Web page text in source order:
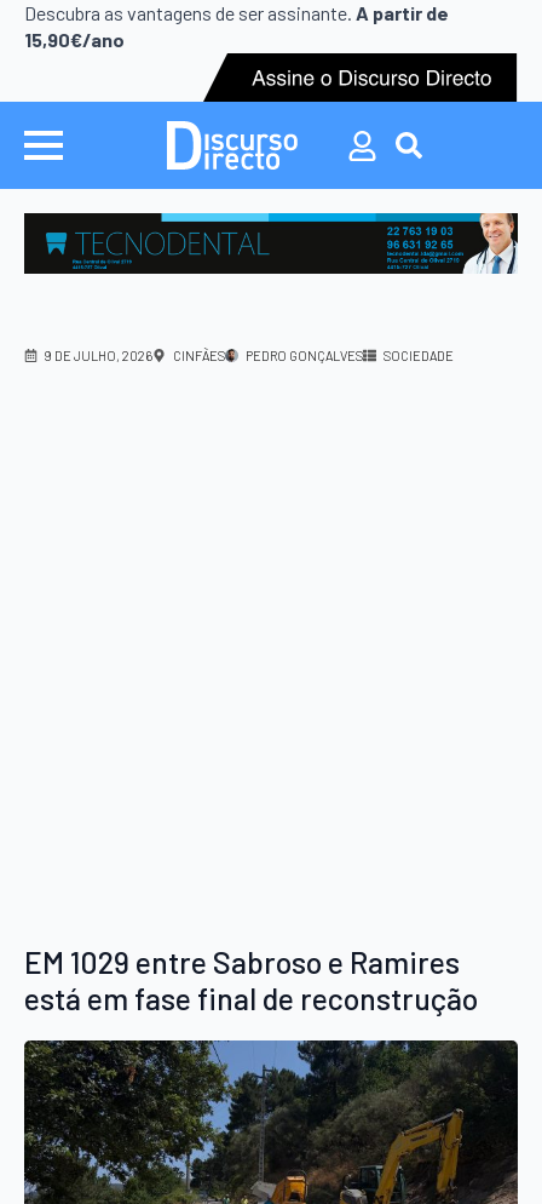
Descubra as vantagens de ser assinante. A partir de
15,90€/ano
Search
for:
Search
9 DE JULHO, 2026 CINFÃES PEDRO GONÇALVES SOCIEDADE
EM 1029 entre Sabroso e Ramires
está em fase final de reconstrução